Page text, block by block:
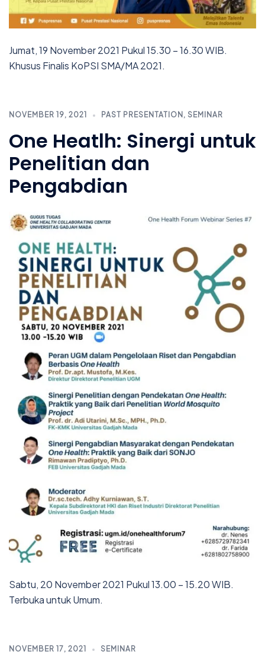
Jumat, 19 November 2021 Pukul 15.30 – 16.30 WIB.
Khusus Finalis KoPSI SMA/MA 2021.
NOVEMBER 19, 2021 PAST PRESENTATION , SEMINAR
One Heatlh: Sinergi untuk
Penelitian dan
Pengabdian
Sabtu, 20 November 2021 Pukul 13.00 – 15.20 WIB.
Terbuka untuk Umum.
NOVEMBER 17, 2021 SEMINAR